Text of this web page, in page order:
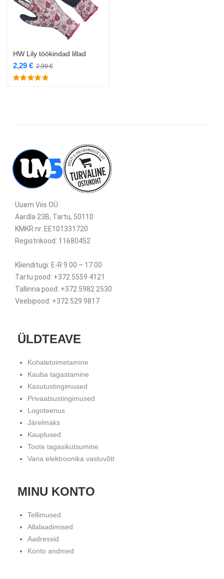
HW Lily töökindad lillad
2,99€
2,29 €
Uuem Viis OÜ
Aardla 23B, Tartu, 50110
KMKR nr. EE101331720
Registrikood: 11680452
Klienditugi: E-R 9.00 – 17.00
Tartu pood: +372 5559 4121
Tallinna pood: +372 5982 2530
Veebipood: +372 529 9817
ÜLDTEAVE
Kohaletoimetamine
Kauba tagastamine
Kasutustingimused
Privaatsustingimused
Logoteenus
Järelmaks
Kauplused
Toote tagasikutsumine
Vana elektroonika vastuvõtt
MINU KONTO
Tellimused
Allalaadimised
Aadressid
Konto andmed